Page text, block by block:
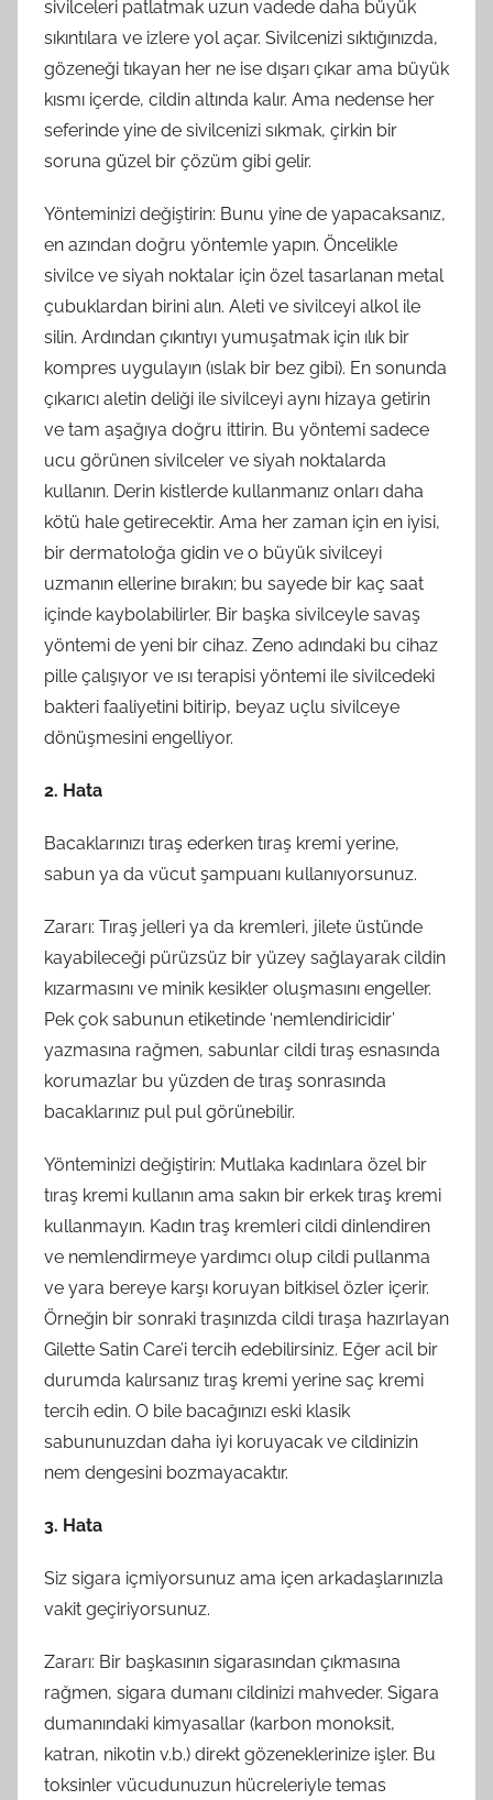
sivilceleri patlatmak uzun vadede daha büyük
sıkıntılara ve izlere yol açar. Sivilcenizi sıktığınızda,
gözeneği tıkayan her ne ise dışarı çıkar ama büyük
kısmı içerde, cildin altında kalır. Ama nedense her
seferinde yine de sivilcenizi sıkmak, çirkin bir
soruna güzel bir çözüm gibi gelir.
Yönteminizi değiştirin: Bunu yine de yapacaksanız,
en azından doğru yöntemle yapın. Öncelikle
sivilce ve siyah noktalar için özel tasarlanan metal
çubuklardan birini alın. Aleti ve sivilceyi alkol ile
silin. Ardından çıkıntıyı yumuşatmak için ılık bir
kompres uygulayın (ıslak bir bez gibi). En sonunda
çıkarıcı aletin deliği ile sivilceyi aynı hizaya getirin
ve tam aşağıya doğru ittirin. Bu yöntemi sadece
ucu görünen sivilceler ve siyah noktalarda
kullanın. Derin kistlerde kullanmanız onları daha
kötü hale getirecektir. Ama her zaman için en iyisi,
bir dermatoloğa gidin ve o büyük sivilceyi
uzmanın ellerine bırakın; bu sayede bir kaç saat
içinde kaybolabilirler. Bir başka sivilceyle savaş
yöntemi de yeni bir cihaz. Zeno adındaki bu cihaz
pille çalışıyor ve ısı terapisi yöntemi ile sivilcedeki
bakteri faaliyetini bitirip, beyaz uçlu sivilceye
dönüşmesini engelliyor.
2. Hata
Bacaklarınızı tıraş ederken tıraş kremi yerine,
sabun ya da vücut şampuanı kullanıyorsunuz.
Zararı: Tıraş jelleri ya da kremleri, jilete üstünde
kayabileceği pürüzsüz bir yüzey sağlayarak cildin
kızarmasını ve minik kesikler oluşmasını engeller.
Pek çok sabunun etiketinde ‘nemlendiricidir’
yazmasına rağmen, sabunlar cildi tıraş esnasında
korumazlar bu yüzden de tıraş sonrasında
bacaklarınız pul pul görünebilir.
Yönteminizi değiştirin: Mutlaka kadınlara özel bir
tıraş kremi kullanın ama sakın bir erkek tıraş kremi
kullanmayın. Kadın traş kremleri cildi dinlendiren
ve nemlendirmeye yardımcı olup cildi pullanma
ve yara bereye karşı koruyan bitkisel özler içerir.
Örneğin bir sonraki traşınızda cildi tıraşa hazırlayan
Gilette Satin Care’i tercih edebilirsiniz. Eğer acil bir
durumda kalırsanız tıraş kremi yerine saç kremi
tercih edin. O bile bacağınızı eski klasik
sabununuzdan daha iyi koruyacak ve cildinizin
nem dengesini bozmayacaktır.
3. Hata
Siz sigara içmiyorsunuz ama içen arkadaşlarınızla
vakit geçiriyorsunuz.
Zararı: Bir başkasının sigarasından çıkmasına
rağmen, sigara dumanı cildinizi mahveder. Sigara
dumanındaki kimyasallar (karbon monoksit,
katran, nikotin v.b.) direkt gözeneklerinize işler. Bu
toksinler vücudunuzun hücreleriyle temas